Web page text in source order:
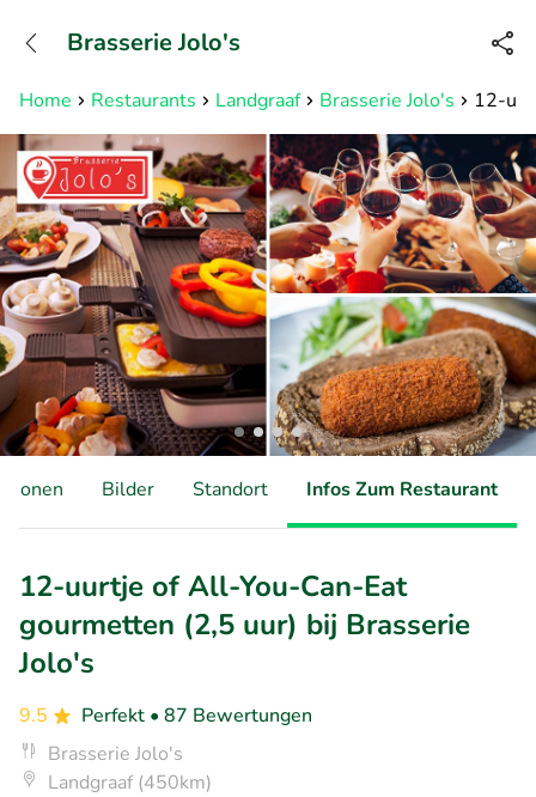
Erreichbar bis 23:00 Uhr (max
0,09€/Min)
Home Restaurants Landgraaf Brasserie Jolo's 12-
Brasserie Jolo's
Bilder Standort Infos Zum Restaurant
12-uurtje of All-You-Can-Eat
gourmetten (2,5 uur) bij Brasserie
Jolo's
9.5 Perfekt • 87 Bewertungen
Brasserie Jolo's
Landgraaf (450km)